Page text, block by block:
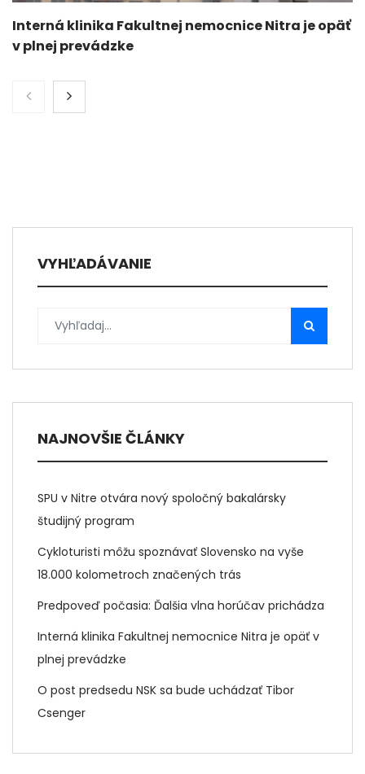
Interná klinika Fakultnej nemocnice Nitra je opäť
v plnej prevádzke
VYHĽADÁVANIE
NAJNOVŠIE ČLÁNKY
SPU v Nitre otvára nový spoločný bakalársky
študijný program
Cykloturisti môžu spoznávať Slovensko na vyše
18.000 kolometroch značených trás
Predpoveď počasia: Ďalšia vlna horúčav prichádza
Interná klinika Fakultnej nemocnice Nitra je opäť v
plnej prevádzke
O post predsedu NSK sa bude uchádzať Tibor
Csenger